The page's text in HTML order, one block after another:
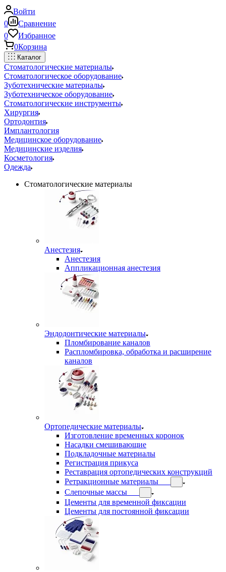
Войти
0
Сравнение
0
Избранное
0Корзина
Каталог
Стоматологические материалы
Стоматологическое оборудование
Зуботехнические материалы
Зуботехническое оборудование
Стоматологические инструменты
Хирургия
Ортодонтия
Имплантология
Медицинское оборудование
Медицинские изделия
Косметология
Одежда
Стоматологические материалы
Анестезия
Анестезия
Аппликационная анестезия
Эндодонтические материалы
Пломбирование каналов
Распломбировка, обработка и расширение
каналов
Ортопедические материалы
Изготовление временных коронок
Насадки смешивающие
Подкладочные материалы
Регистрация прикуса
Реставрация ортопедических конструкций
Ретракционные материалы
Слепочные массы
Цементы для временной фиксации
Цементы для постоянной фиксации